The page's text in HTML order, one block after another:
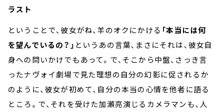
ラスト
ということで、彼女がね、羊のオクにかける 「本当には何
を望んでいるの？」 というあの言葉、まさにそれは、彼女自
身への問いかけでもあって。で、そこから中盤、さっき言
ったナヴォイ劇場で見た理想の自分の幻影に促されるか
のように、彼女が初めて、自分の本当の心情を他者に語る
ところ。で、それを受けた加瀬亮演じるカメラマンも、人